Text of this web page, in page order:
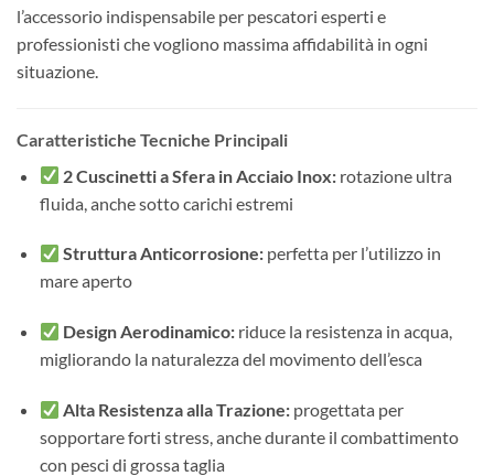
l’accessorio indispensabile per pescatori esperti e
professionisti che vogliono massima affidabilità in ogni
situazione.
Caratteristiche Tecniche Principali
2 Cuscinetti a Sfera in Acciaio Inox: rotazione ultra
fluida, anche sotto carichi estremi
Struttura Anticorrosione: perfetta per l’utilizzo in
mare aperto
Design Aerodinamico: riduce la resistenza in acqua,
migliorando la naturalezza del movimento dell’esca
Alta Resistenza alla Trazione: progettata per
sopportare forti stress, anche durante il combattimento
con pesci di grossa taglia